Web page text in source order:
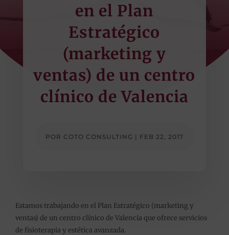
en el Plan
Estratégico
(marketing y
ventas) de un centro
clínico de Valencia
POR COTO CONSULTING | FEB 22, 2017
Estamos trabajando en el Plan Estratégico (marketing y
ventas) de un centro clínico de Valencia que ofrece servicios
de fisioterapia y estética avanzada.